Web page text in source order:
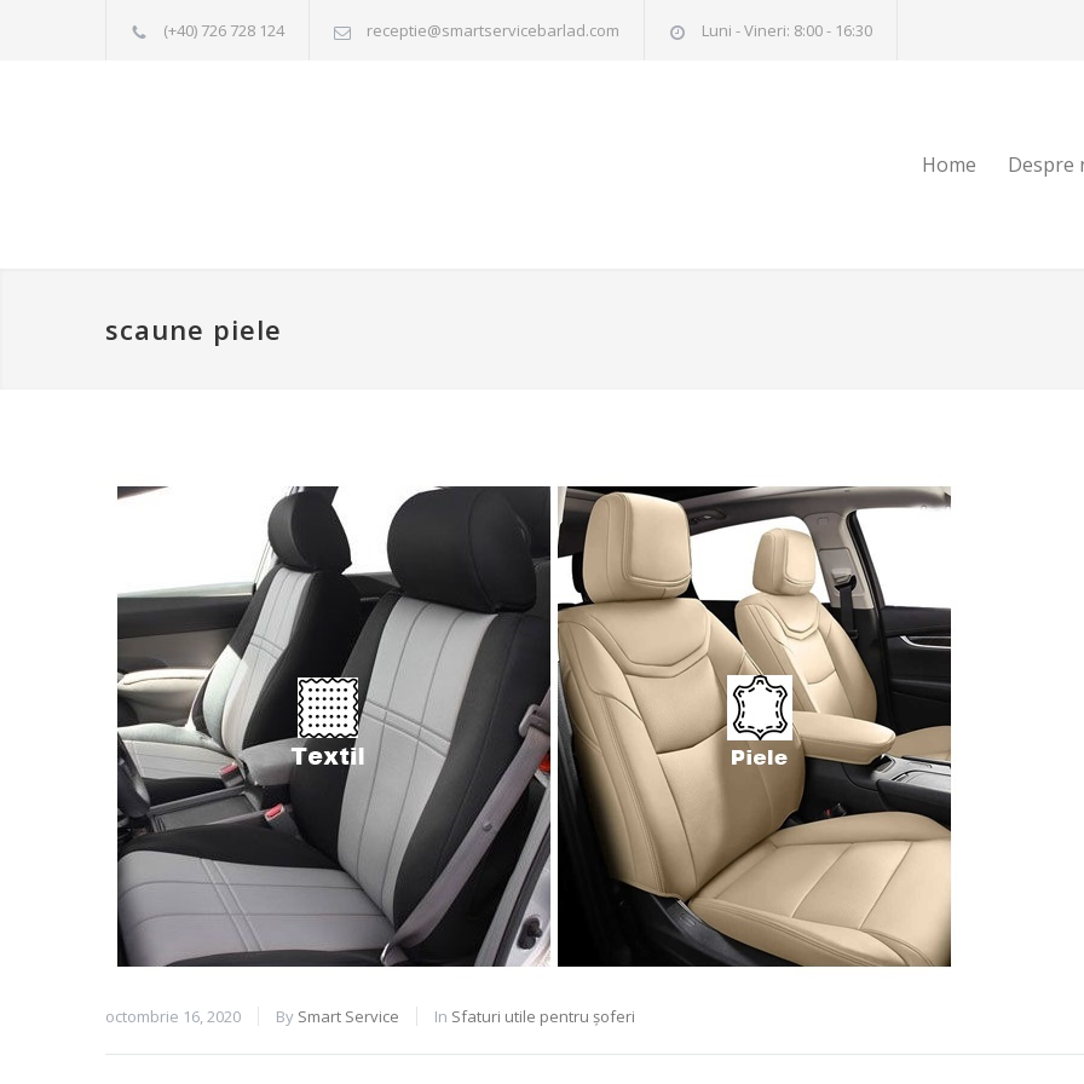
(+40) 726 728 124 receptie@smartservicebarlad.com Luni - Vineri: 8:00 - 16:30
Home Despre
scaune piele
octombrie 16, 2020 By Smart Service In Sfaturi utile pentru șoferi